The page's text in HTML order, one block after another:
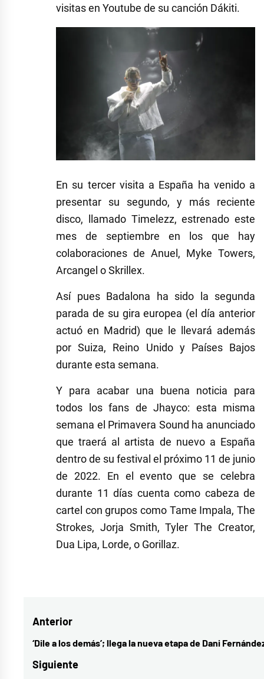
visitas en Youtube de su canción Dákiti.
En su tercer visita a España ha venido a
presentar su segundo, y más reciente
disco, llamado Timelezz, estrenado este
mes de septiembre en los que hay
colaboraciones de Anuel, Myke Towers,
Arcangel o Skrillex.
Así pues Badalona ha sido la segunda
parada de su gira europea (el día anterior
actuó en Madrid) que le llevará además
por Suiza, Reino Unido y Países Bajos
durante esta semana.
Y para acabar una buena noticia para
todos los fans de Jhayco: esta misma
semana el Primavera Sound ha anunciado
que traerá al artista de nuevo a España
dentro de su festival el próximo 11 de junio
de 2022. En el evento que se celebra
durante 11 días cuenta como cabeza de
cartel con grupos como Tame Impala, The
Strokes, Jorja Smith, Tyler The Creator,
Dua Lipa, Lorde, o Gorillaz.
Cortez
Primavera
Navegación
de
entradas
Anterior
Entrada
anterior:
‘Dile a los demás’; llega la nueva etapa de Dani
Siguiente